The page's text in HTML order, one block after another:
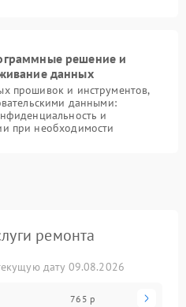
решение и
данных
прошивок и инструментов,
данными:
и
при необходимости
ремонта
дату 09.08.2026
765 р